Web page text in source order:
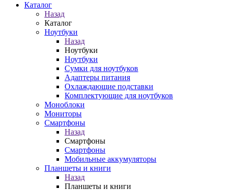
Каталог
Назад
Каталог
Ноутбуки
Назад
Ноутбуки
Ноутбуки
Сумки для ноутбуков
Адаптеры питания
Охлаждающие подставки
Комплектующие для ноутбуков
Моноблоки
Мониторы
Смартфоны
Назад
Смартфоны
Смартфоны
Мобильные аккумуляторы
Планшеты и книги
Назад
Планшеты и книги